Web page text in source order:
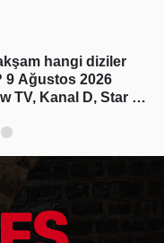
hangi diziler
9 Ağustos 2026
TV, Kanal D, Star TV,